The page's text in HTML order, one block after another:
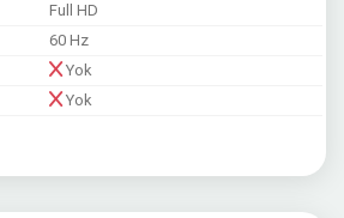
Full HD
60 Hz
Yok
Yok